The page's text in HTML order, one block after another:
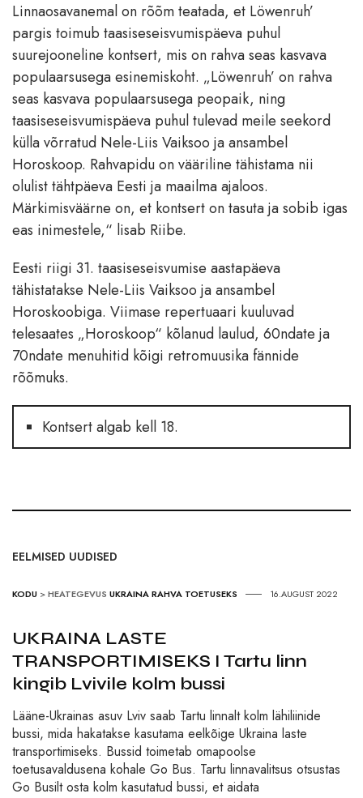
Linnaosavanemal on rõõm teatada, et Löwenruh’
pargis toimub taasiseseisvumispäeva puhul
suurejooneline kontsert, mis on rahva seas kasvava
populaarsusega esinemiskoht. „Löwenruh’ on rahva
seas kasvava populaarsusega peopaik, ning
taasiseseisvumispäeva puhul tulevad meile seekord
külla võrratud Nele-Liis Vaiksoo ja ansambel
Horoskoop. Rahvapidu on vääriline tähistama nii
olulist tähtpäeva Eesti ja maailma ajaloos.
Märkimisväärne on, et kontsert on tasuta ja sobib igas
eas inimestele,“ lisab Riibe.
Eesti riigi 31. taasiseseisvumise aastapäeva
tähistatakse Nele-Liis Vaiksoo ja ansambel
Horoskoobiga. Viimase repertuaari kuuluvad
telesaates „Horoskoop“ kõlanud laulud, 60ndate ja
70ndate menuhitid kõigi retromuusika fännide
rõõmuks.
Kontsert algab kell 18.
EELMISED UUDISED
KODU >HEATEGEVUS UKRAINA RAHVA TOETUSEKS 16.AUGUST 2022
UKRAINA LASTE
TRANSPORTIMISEKS I Tartu linn
kingib Lvivile kolm bussi
Lääne-Ukrainas asuv Lviv saab Tartu linnalt kolm lähiliinide
bussi, mida hakatakse kasutama eelkõige Ukraina laste
transportimiseks. Bussid toimetab omapoolse
toetusavaldusena kohale Go Bus. Tartu linnavalitsus otsustas
Go Busilt osta kolm kasutatud bussi, et aidata